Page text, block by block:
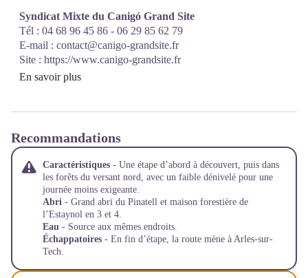
Syndicat Mixte du Canigó Grand Site
Tél : 04 68 96 45 86 - 06 29 85 62 79
E-mail : contact@canigo-grandsite.fr
Site : https://www.canigo-grandsite.fr
En savoir plus
Recommandations
Caractéristiques - Une étape d’abord à découvert, puis dans
les forêts du versant nord, avec un faible dénivelé pour une
journée moins exigeante.
Abri - Grand abri du Pinatell et maison forestière de
l’Estaynol en 3 et 4.
Eau - Source aux mêmes endroits.
Échappatoires - En fin d’étape, la route mène à Arles-sur-
Tech.